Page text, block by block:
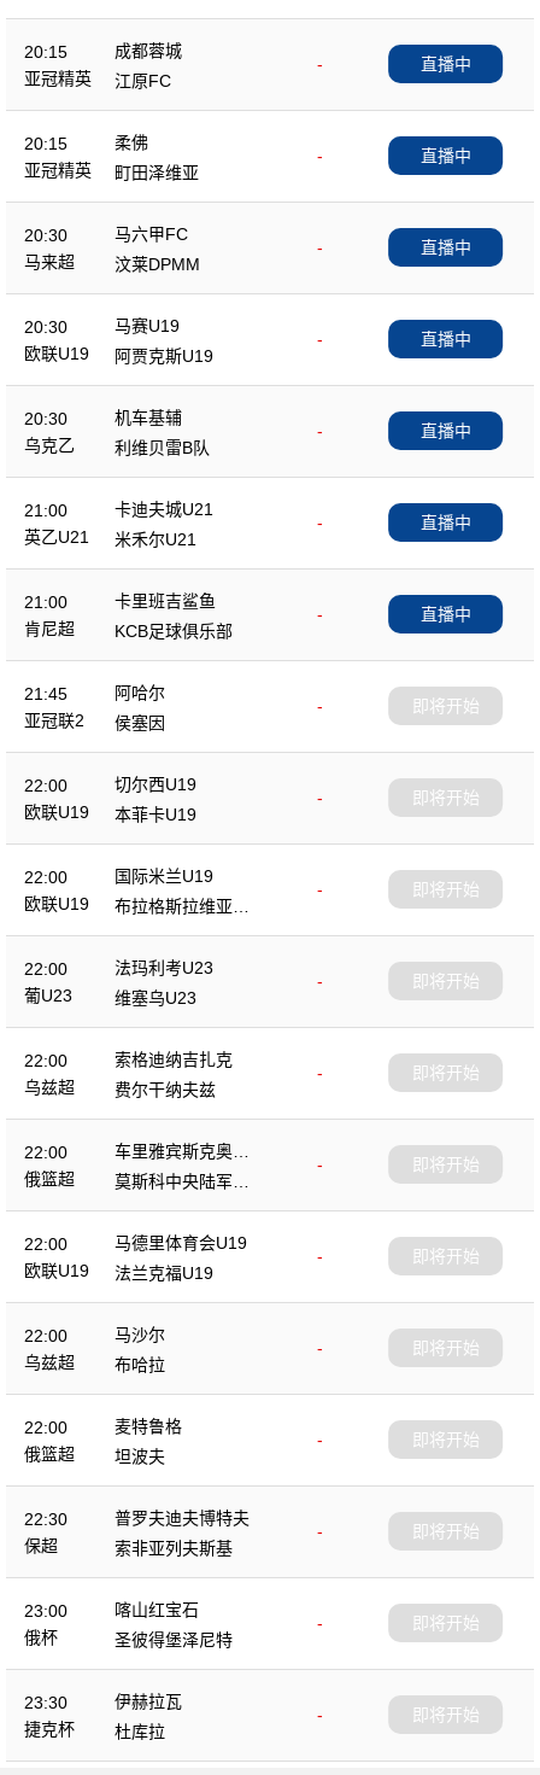
20:15
亚冠精英
成都蓉城
-
江原FC
直播中
20:15
亚冠精英
柔佛
-
町田泽维亚
直播中
20:30
马来超
马六甲FC
-
汶莱DPMM
直播中
20:30
欧联U19
马赛U19
-
阿贾克斯U19
直播中
20:30
乌克乙
机车基辅
-
利维贝雷B队
直播中
21:00
英乙U21
卡迪夫城U21
-
米禾尔U21
直播中
21:00
肯尼超
卡里班吉鲨鱼
-
KCB足球俱乐部
直播中
21:45
亚冠联2
阿哈尔
-
侯塞因
即将开始
22:00
欧联U19
切尔西U19
-
本菲卡U19
即将开始
22:00
欧联U19
国际米兰U19
-
布拉格斯拉维亚U1
9
即将开始
22:00
葡U23
法玛利考U23
-
维塞乌U23
即将开始
22:00
乌兹超
索格迪纳吉扎克
-
费尔干纳夫兹
即将开始
22:00
俄篮超
车里雅宾斯克奥林
匹克
-
莫斯科中央陆军B
队
即将开始
22:00
欧联U19
马德里体育会U19
-
法兰克福U19
即将开始
22:00
乌兹超
马沙尔
-
布哈拉
即将开始
22:00
俄篮超
麦特鲁格
-
坦波夫
即将开始
22:30
保超
普罗夫迪夫博特夫
-
索非亚列夫斯基
即将开始
23:00
俄杯
喀山红宝石
-
圣彼得堡泽尼特
即将开始
23:30
捷克杯
伊赫拉瓦
-
杜库拉
即将开始